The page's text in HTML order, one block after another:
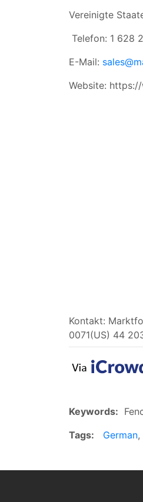
Vereinigte
Telefon: 1 628
E-Mail:
Website:
Kontakt:
0071(US) 44
Keywords:
Tags:
German,